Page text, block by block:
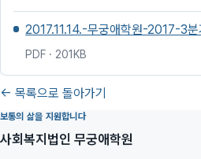
2017.11.14.-무궁애학원-2017-3
PDF · 201KB
← 목록으로 돌아가기
보통의 삶을 지원합니다
사회복지법인 무궁애학원